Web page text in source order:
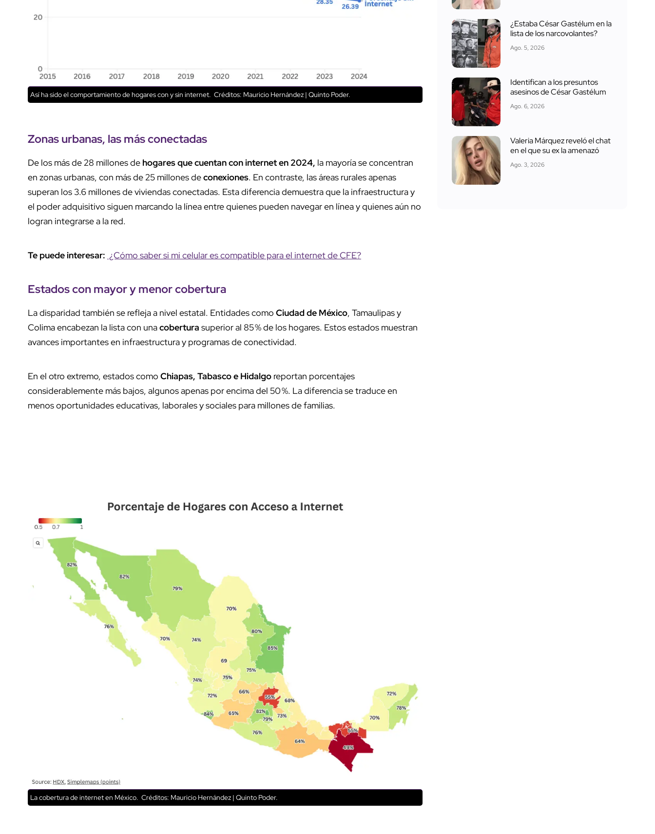
Así ha sido el comportamiento de hogares con y sin internet. Créditos: Mauricio Hernández | Quinto Poder.
Zonas urbanas, las más conectadas
De los más de 28 millones de hogares que cuentan con internet en 2024, la mayoría se concentran
en zonas urbanas, con más de 25 millones deconexiones. En contraste, las áreas rurales apenas
superan los 3.6 millones de viviendas conectadas. Esta diferencia demuestra que la infraestructura y
el poder adquisitivo siguen marcando la línea entre quienes pueden navegar en línea y quienes aún no
logran integrarse a la red.
Te puede interesar: ¿Cómo saber si mi celular es compatible para el internet de CFE?
Estadoscon mayor y menorcobertura
La disparidad también se refleja a nivel estatal. Entidades como Ciudad de México, Tamaulipas y
Colima encabezan la lista con unacobertura superior al 85 % de los hogares. Estos estados muestran
avances importantes en infraestructura y programas de conectividad.
En el otro extremo, estados como Chiapas, Tabasco e Hidalgo reportan porcentajes
considerablemente más bajos, algunos apenas por encima del 50 %. La diferencia se traduce en
menos oportunidades educativas, laborales y sociales para millones de familias.
La cobertura de internet en México. Créditos: Mauricio Hernández | Quinto Poder.
¿Estaba César Gastélum en la
lista de los narcovolantes?
Ago. 5, 2026
Identifican a los presuntos
asesinos de César Gastélum
Ago. 6, 2026
Valeria Márquez reveló el chat
en el que su ex la amenazó
Ago. 3, 2026